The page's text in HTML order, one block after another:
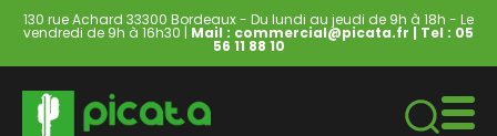
130 rue Achard 33300 Bordeaux - Du lundi au jeudi de 9h à 18h - Le
vendredi de 9h à 16h30 | Mail : commercial@picata.fr | Tel : 05
56 11 88 10